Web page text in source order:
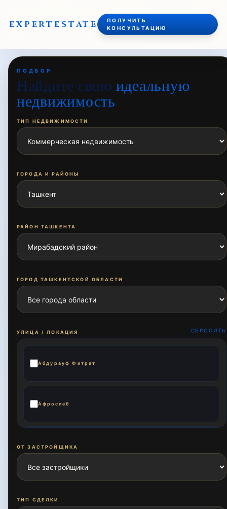
EXPERTESTATE
ПОЛУЧИТЬ
КОНСУЛЬТАЦИЮ
ПОДБОР
Найдите свою идеальную
недвижимость
ТИП НЕДВИЖИМОСТИ
ГОРОДА И РАЙОНЫ
РАЙОН ТАШКЕНТА
ГОРОД ТАШКЕНТСКОЙ ОБЛАСТИ
УЛИЦА / ЛОКАЦИЯ СБРОСИТЬ
Абдурауф Фитрат
Афросиёб
Амира Темура
ОТ ЗАСТРОЙЩИКА
ТИП СДЕЛКИ